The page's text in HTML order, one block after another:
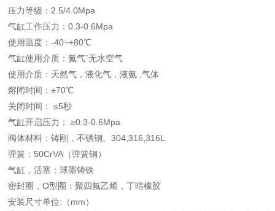
压力等级：2.5/4.0Mpa
气缸工作压力：0.3-0.6Mpa
使用温度：-40~+80℃
气缸使用介质：氮气`无水空气
使用介质：天然气，液化气，液氨 ,气体
熔闭时间：±70℃
关闭时间： ≤5秒
气缸开启压力； ≥0.3-0.6Mpa
阀体材料：铸刚，不锈钢。304,316,316L
弹簧：50CrVA（弹簧钢）
气缸，活塞：球墨铸铁
密封圈，O型圈：聚四氟乙烯，丁晴橡胶
安装尺寸单位:（mm）